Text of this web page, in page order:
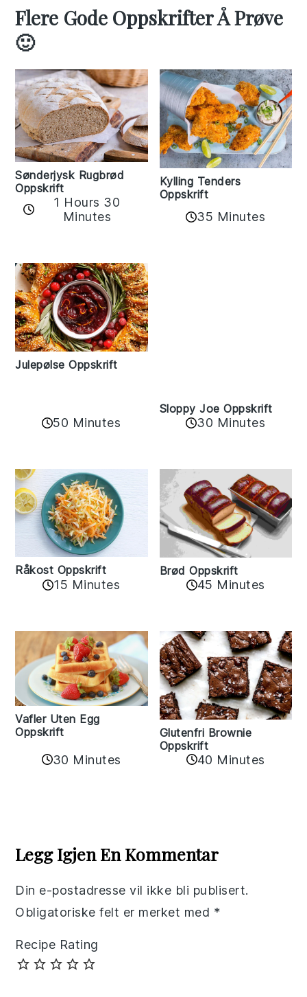
Flere Gode Oppskrifter Å Prøve
🙂
Sønderjysk Rugbrød
Oppskrift
1 Hours 30
Minutes
Kylling Tenders
Oppskrift
35 Minutes
Julepølse Oppskrift
50 Minutes
Sloppy Joe Oppskrift
30 Minutes
Råkost Oppskrift
15 Minutes
Brød Oppskrift
45 Minutes
Vafler Uten Egg
Oppskrift
30 Minutes
Glutenfri Brownie
Oppskrift
40 Minutes
Interactions
Legg Igjen En Kommentar
Din e-postadresse vil ikke bli publisert.
Obligatoriske felt er merket med *
Recipe Rating